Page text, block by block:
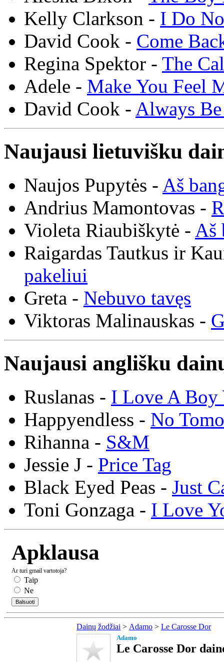
Kelly Clarkson - I Do
David Cook - Come
Regina Spektor - The
Adele - Make You Feel
David Cook - Always
Naujausi lietuvišku
Naujos Pupytės - Aš
Andrius Mamontovas -
Violeta Riaubiškytė - Aš
Raigardas Tautkus ir
pakeliui
Greta - Nebuvo tavęs
Viktoras Malinauskas -
Naujausi anglišku
Ruslanas - I Love A Boy
Happyendless - No
Rihanna - S&M
Jessie J - Price Tag
Black Eyed Peas - Just
Toni Gonzaga - I Love
Apklausa
Ar turi gmail vartotoja?
Taip
Ne
Dainų žodžiai > Adamo > Le Carosse Dor
Adamo
Le Carosse Dor